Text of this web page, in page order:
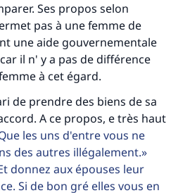
Ses propos selon
pas à une femme de
une aide gouvernementale
il n' y a pas de différence
à cet égard.
de prendre des biens de sa
A ce propos, e très haut
les uns d'entre vous ne
des autres illégalement.
donnez aux épouses leur
Si de bon gré elles vous en
(Paix sur lui) a dit:
une bonne action obtient la
que celui qui le fait."
1893)
IslamQA